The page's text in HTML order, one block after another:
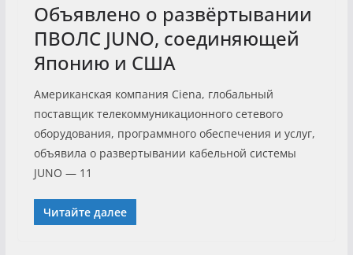
Объявлено о развёртывании
ПВОЛС JUNO, соединяющей
Японию и США
Американская компания Ciena, глобальный
поставщик телекоммуникационного сетевого
оборудования, программного обеспечения и услуг,
объявила о развертывании кабельной системы
JUNO — 11
Читайте далее